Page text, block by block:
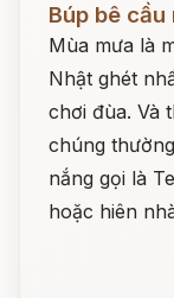
Búp bê
Mùa mưa là
Nhật ghét
chơi đùa. Và
chúng
nắng gọi là
hoặc hiên